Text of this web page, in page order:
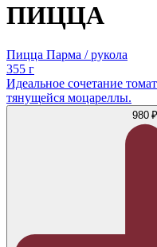
ПИЦЦА
Пицца Парма / рукола
355 г
Идеальное сочетание
тянущейся моцареллы.
980 ₽